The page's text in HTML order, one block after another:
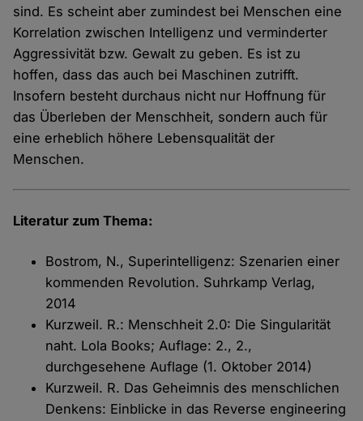
sind. Es scheint aber zumindest bei Menschen eine
Korrelation zwischen Intelligenz und verminderter
Aggressivität bzw. Gewalt zu geben. Es ist zu
hoffen, dass das auch bei Maschinen zutrifft.
Insofern besteht durchaus nicht nur Hoffnung für
das Überleben der Menschheit, sondern auch für
eine erheblich höhere Lebensqualität der
Menschen.
Literatur zum Thema:
Bostrom, N., Superintelligenz: Szenarien einer
kommenden Revolution. Suhrkamp Verlag,
2014
Kurzweil. R.: Menschheit 2.0: Die Singularität
naht. Lola Books; Auflage: 2., 2.,
durchgesehene Auflage (1. Oktober 2014)
Kurzweil. R. Das Geheimnis des menschlichen
Denkens: Einblicke in das Reverse engineering